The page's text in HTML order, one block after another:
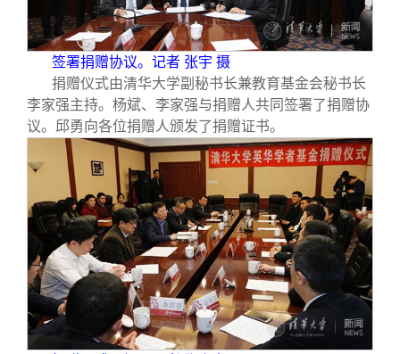
签署捐赠协议。记者 张宇 摄
捐赠仪式由清华大学副秘书长兼教育基金会秘书长
李家强主持。杨斌、李家强与捐赠人共同签署了捐赠协
议。邱勇向各位捐赠人颁发了捐赠证书。